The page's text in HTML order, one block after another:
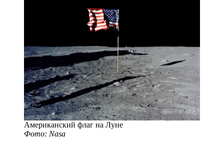
Американский флаг на Луне
Фото: Nasa